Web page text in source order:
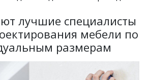
лучшие специалисты
мебели по
размерам